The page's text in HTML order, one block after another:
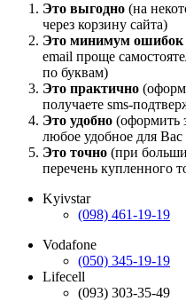
Это выгодно (на
через корзину сайта)
Это минимум ошибок
email проще
по буквам)
Это практично
получаете sms-
Это удобно (оформить
любое удобное для Вас
Это точно (при
перечень купленного
Kyivstar
(098) 461-19-19
Vodafone
(050) 345-19-19
Lifecell
(093) 303-35-49